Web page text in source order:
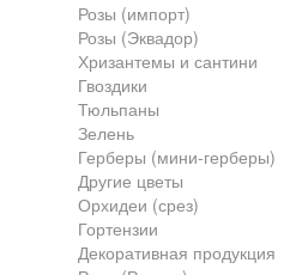
Франшиза
Розы (импорт)
Розы (Эквадор)
Хризантемы и сантини
Гвоздики
Тюльпаны
Зелень
Герберы (мини-герберы)
Другие цветы
Орхидеи (срез)
Гортензии
Декоративная продукция